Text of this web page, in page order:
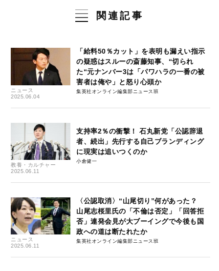
関連記事
ニュース
2025.06.04
「給料50％カット」を表明も漏えい指示
の疑惑はスルーの斎藤知事、“切られ
た“元ナンバー3は「パワハラの一番の被
害者は俺や」と怒り心頭か
集英社オンライン編集部ニュース班
教養・カルチャー
2025.06.11
支持率2％の衝撃！ 石丸新党「公認辞退
者、続出」先行する自己ブランディング
に現実は追いつくのか
小倉健一
ニュース
2025.06.11
〈公認取消〉“山尾切り”何があった？
山尾志桜里氏の「不倫は否定」「回答拒
否」連発会見が大ブーイングで今後も国
政への道は断たれたか
集英社オンライン編集部ニュース班